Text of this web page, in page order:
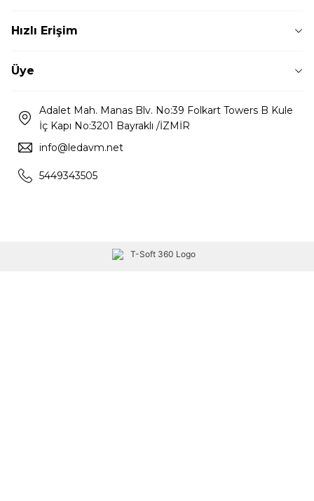
Hızlı Erişim
Üye
Adalet Mah. Manas Blv. No:39 Folkart Towers B Kule
İç Kapı No:3201 Bayraklı /İZMİR
info@ledavm.net
5449343505